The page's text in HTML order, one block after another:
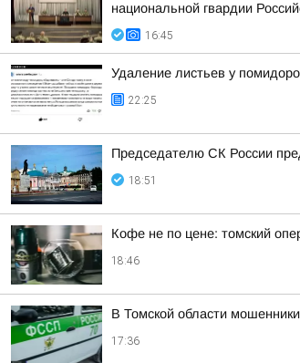
национальной гвардии
16:45
Удаление листьев у
22:25
Председателю СК России
18:51
Кофе не по цене: томский
18:46
В Томской области
17:36